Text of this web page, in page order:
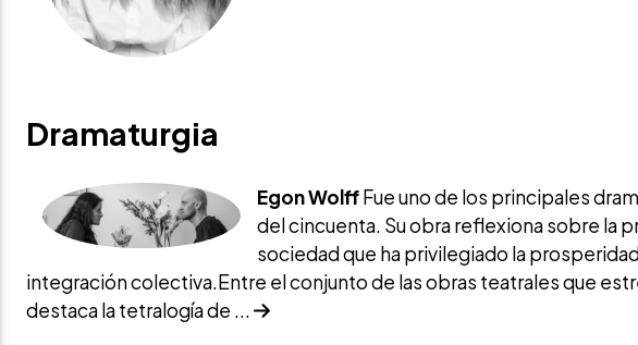
Dramaturgia
Egon WolffFue uno de los principales
del cincuenta. Su obra reflexiona sobre la
sociedad que ha privilegiado la
integración colectiva.Entre el conjunto de las obras teatrales que
destaca la tetralogía de ...